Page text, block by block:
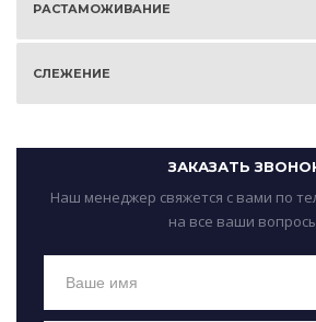
РАСТАМОЖИВАНИЕ
СЛЕЖЕНИЕ
ЗАКАЗАТЬ
Наш менеджер свяжется с вами по
на все ваши